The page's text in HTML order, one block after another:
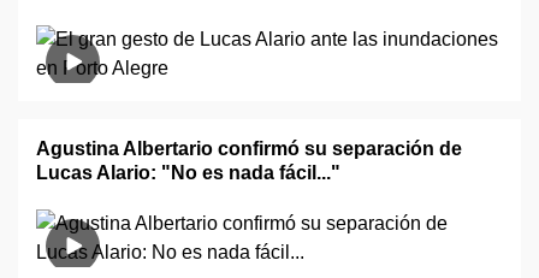
Agustina Albertario confirmó su separación de
Lucas Alario: "No es nada fácil..."